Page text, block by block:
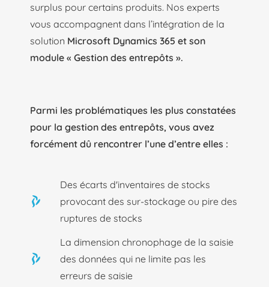
surplus pour certains produits. Nos experts
vous accompagnent dans l’intégration de la
solution Microsoft Dynamics 365 et son
module « Gestion des entrepôts ».
Parmi les problématiques les plus constatées
pour la gestion des entrepôts, vous avez
forcément dû rencontrer l’une d’entre elles :
Des écarts d'inventaires de stocks
provocant des sur-stockage ou pire des
ruptures de stocks
La dimension chronophage de la saisie
des données qui ne limite pas les
erreurs de saisie